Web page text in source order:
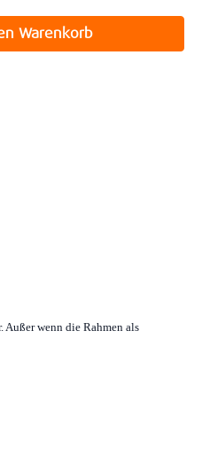
Wert
Warenkorb
wenn die Rahmen als